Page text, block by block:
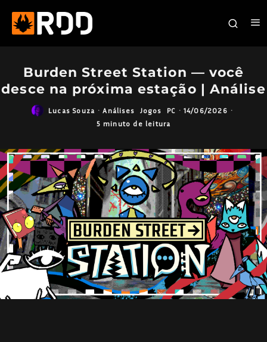
Burden Street Station — você
desce na próxima estação | Análise
Lucas Souza · Análises Jogos PC · 14/06/2026 ·
5 minuto de leitura